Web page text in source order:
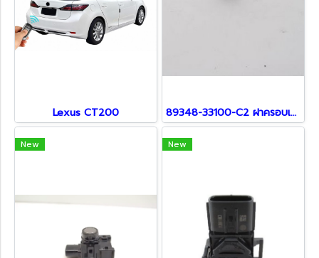
Lexus CT200 89348-33100-C2 ฝาครอบเซ็นเซอร์ สำหรับ Lexus
New New